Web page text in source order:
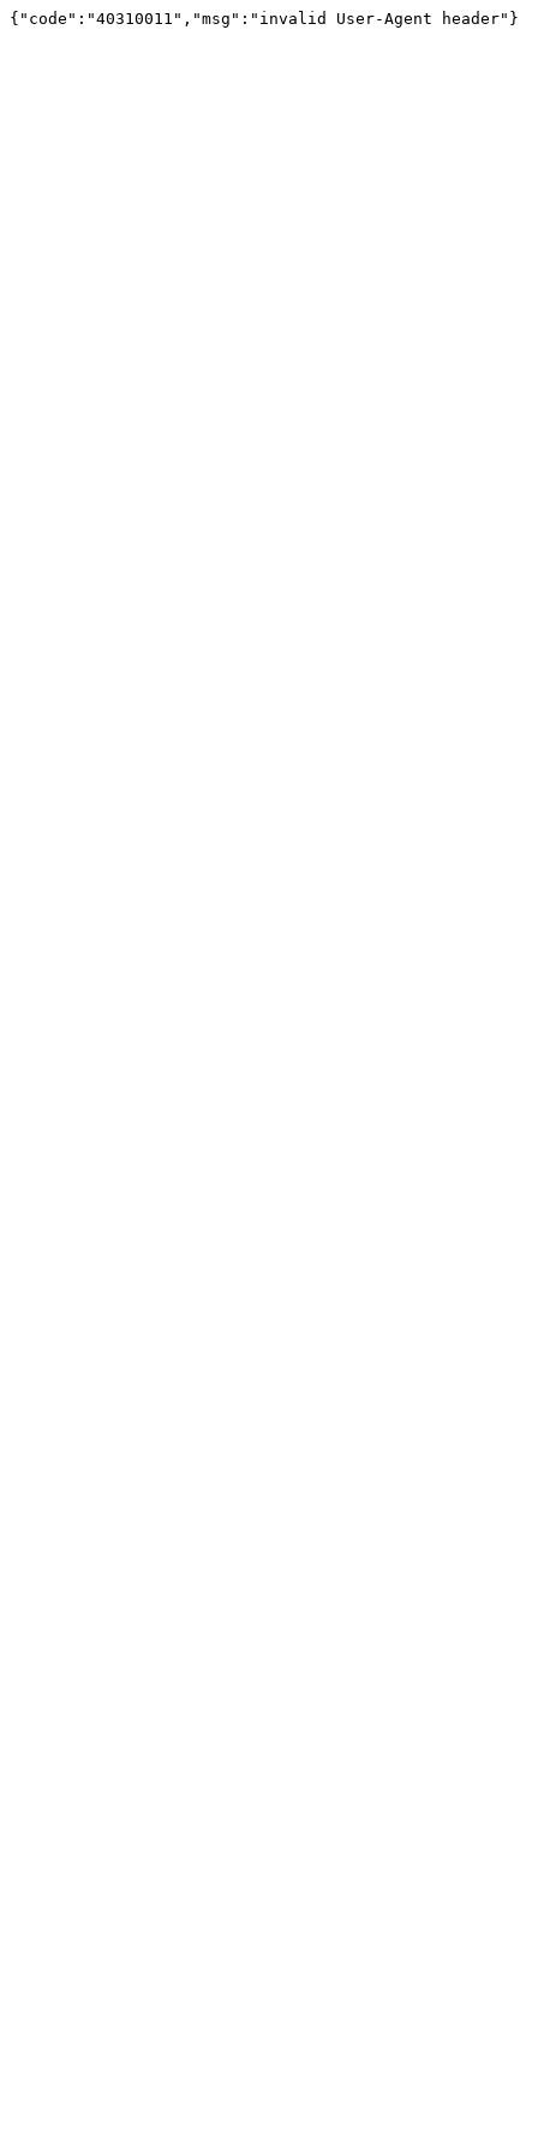
{"code":"40310011","msg":"invalid User-Agent header"}